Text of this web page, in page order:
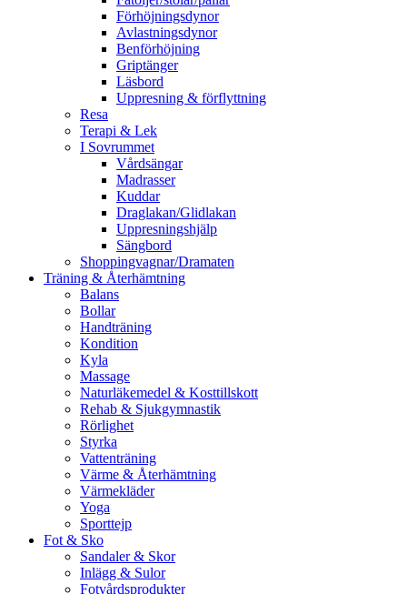
Förhöjningsdynor
Avlastningsdynor
Benförhöjning
Griptänger
Läsbord
Uppresning & förflyttning
Resa
Terapi & Lek
I Sovrummet
Vårdsängar
Madrasser
Kuddar
Draglakan/Glidlakan
Uppresningshjälp
Sängbord
Shoppingvagnar/Dramaten
Träning & Återhämtning
Balans
Bollar
Handträning
Kondition
Kyla
Massage
Naturläkemedel & Kosttillskott
Rehab & Sjukgymnastik
Rörlighet
Styrka
Vattenträning
Värme & Återhämtning
Värmekläder
Yoga
Sporttejp
Fot & Sko
Sandaler & Skor
Inlägg & Sulor
Fotvårdsprodukter